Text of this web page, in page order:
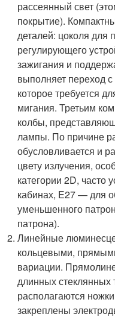
рассеянный свет
покрытие).
деталей: цоколя для
регулирующего
зажигания и
выполняет переход с
которое требуется
мигания. Третьим
колбы,
лампы. По причине
обусловливается и
цвету излучения,
категории 2D,
кабинах, E27 — для
уменьшенного
патрона).
Линейные
кольцевыми,
вариации.
длинных стеклянных
располагаются
закреплены